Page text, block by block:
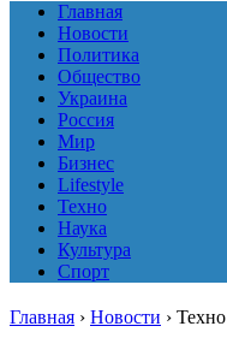
Главная
Новости
Политика
Общество
Украина
Россия
Мир
Бизнес
Lifestyle
Техно
Наука
Культура
Спорт
Главная › Новости › Техно